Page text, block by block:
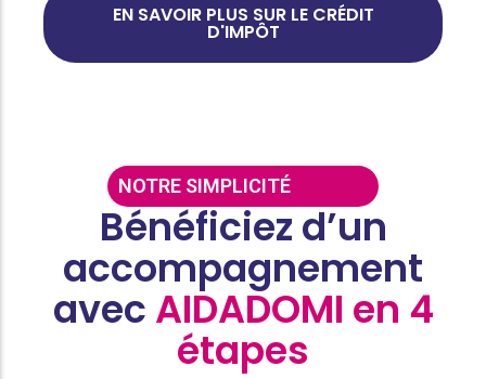
EN SAVOIR PLUS SUR LE CRÉDIT
D'IMPÔT
NOTRE SIMPLICITÉ
Bénéficiez d’un
accompagnement
avec AIDADOMI en 4
étapes